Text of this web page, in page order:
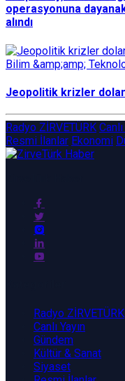
operasyonuna
alındı
Bilim &amp;amp;
Jeopolitik krizler
Radyo ZİRVETÜRK
Resmi İlanlar Ekonomi
Radyo ZİRVETÜRK
Canlı Yayın
Gündem
Kültür & Sanat
Siyaset